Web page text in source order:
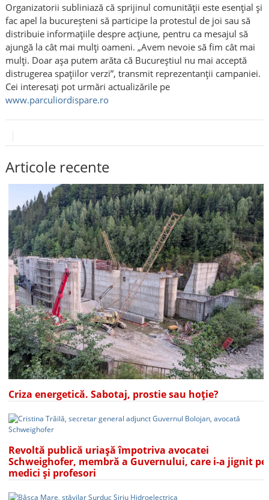
Organizatorii subliniază că sprijinul comunității este esențial și
fac apel la bucureșteni să participe la protestul de joi sau să
distribuie informațiile despre acțiune, pentru ca mesajul să
ajungă la cât mai mulți oameni. „Avem nevoie să fim cât mai
mulți. Doar așa putem arăta că Bucureștiul nu mai acceptă
distrugerea spațiilor verzi”, transmit reprezentanții campaniei.
Cei interesați pot urmări actualizările pe
www.parculiordispare.ro
Articole recente
Criza energetică. Sabotaj, prostie sau hoție?
Revoltă publică uriașă împotriva avocatei
Schweighofer, membră a Guvernului, care i-a jignit pe
medici și profesori